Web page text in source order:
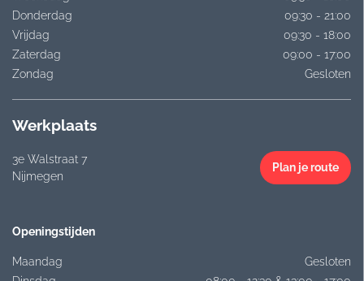
Donderdag
09:30 - 21:00
Vrijdag
09:30 - 18:00
Zaterdag
09:00 - 17:00
Zondag
Gesloten
Werkplaats
3e Walstraat 7
Nijmegen
Plan je route
Openingstijden
Maandag
Gesloten